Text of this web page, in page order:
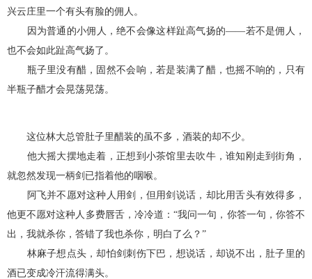
兴云庄里一个有头有脸的佣人。
因为普通的小佣人，绝不会像这样趾高气扬的——若不是佣人，
也不会如此趾高气扬了。
瓶子里没有醋，固然不会响，若是装满了醋，也摇不响的，只有
半瓶子醋才会晃荡晃荡。
这位林大总管肚子里醋装的虽不多，酒装的却不少。
他大摇大摆地走着，正想到小茶馆里去吹牛，谁知刚走到街角，
就忽然发现一柄剑已指着他的咽喉。
阿飞并不愿对这种人用剑，但用剑说话，却比用舌头有效得多，
他更不愿对这种人多费唇舌，冷冷道：“我问一句，你答一句，你答不
出，我就杀你，答错了我也杀你，明白了么？”
林麻子想点头，却怕剑刺伤下巴，想说话，却说不出，肚子里的
酒已变成冷汗流得满头。